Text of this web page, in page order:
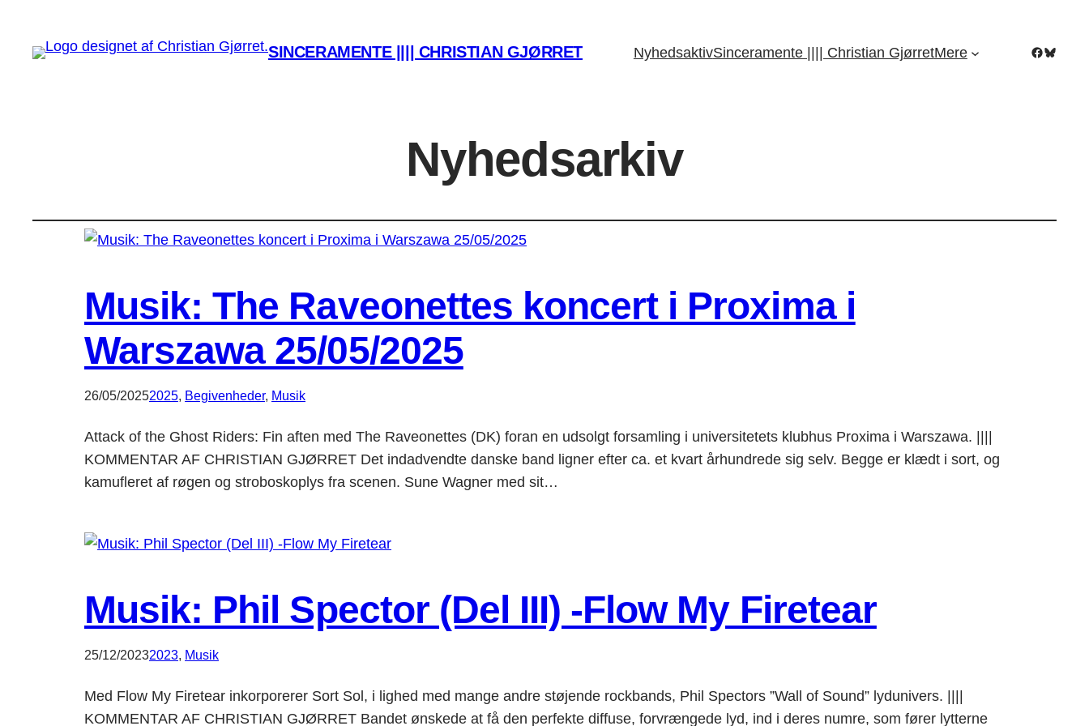
SINCERAMENTE |||| CHRISTIAN GJØRRET NyhedsaktivSinceramente |||| Christian GjørretMere Facebook
Bluesky
Nyhedsarkiv
Musik: The Raveonettes koncert i Proxima i
Warszawa 25/05/2025
26/05/20252025, Begivenheder, Musik
Attack of the Ghost Riders: Fin aften med The Raveonettes (DK) foran en udsolgt forsamling i universitetets klubhus Proxima i Warszawa. ||||
KOMMENTAR AF CHRISTIAN GJØRRET Det indadvendte danske band ligner efter ca. et kvart århundrede sig selv. Begge er klædt i sort, og
kamufleret af røgen og stroboskoplys fra scenen. Sune Wagner med sit…
Musik: Phil Spector (Del III) -Flow My Firetear
25/12/20232023, Musik
Med Flow My Firetear inkorporerer Sort Sol, i lighed med mange andre støjende rockbands, Phil Spectors ”Wall of Sound” lydunivers. ||||
KOMMENTAR AF CHRISTIAN GJØRRET Bandet ønskede at få den perfekte diffuse, forvrængede lyd, ind i deres numre, som fører lytterne